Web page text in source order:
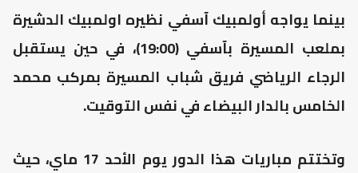
بينما يواجه أولمبيك آسفي نظيره اولمبيك الدشيرة
بملعب المسيرة بآسفي (19:00)، في حين يستقبل
الرجاء الرياضي فريق شباب المسيرة بمركب محمد
الخامس بالدار البيضاء في نفس التوقيت.
وتختتم مباريات هذا الدور يوم الأحد 17 ماي، حيث